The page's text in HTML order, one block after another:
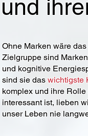
und
Ohne Marken wäre
Zielgruppe sind
und kognitive
sind sie das wichtigste
komplex und ihre
interessant ist, lieben
unser Leben nie